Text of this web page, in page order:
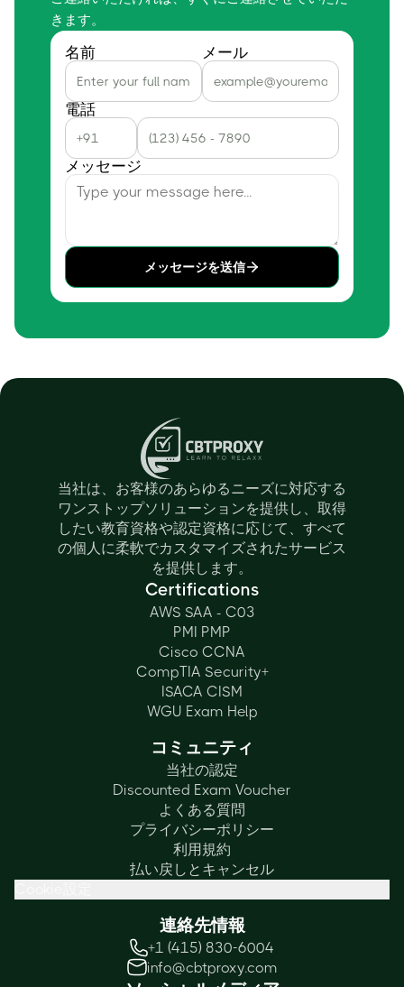
きます。
名前 メール
電話
メッセージ
メッセージを送信
当社は、お客様のあらゆるニーズに対応する
ワンストップソリューションを提供し、取得
したい教育資格や認定資格に応じて、すべて
の個人に柔軟でカスタマイズされたサービス
を提供します。
Certifications
AWS SAA - C03
PMI PMP
Cisco CCNA
CompTIA Security+
ISACA CISM
WGU Exam Help
コミュニティ
当社の認定
Discounted Exam Voucher
よくある質問
プライバシーポリシー
利用規約
払い戻しとキャンセル
連絡先情報
+1 (415) 830-6004
info@cbtproxy.com